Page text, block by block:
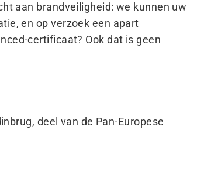
aan brandveiligheid: we kunnen uw
en op verzoek een apart
certificaat? Ook dat is geen
deel van de Pan-Europese